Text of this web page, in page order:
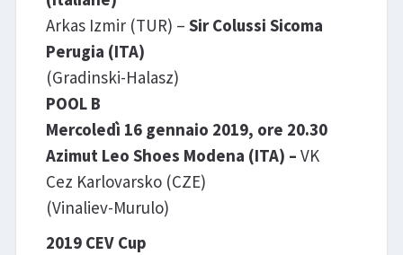
Arkas Izmir (TUR) – Sir Colussi Sicoma
Perugia (ITA)
(Gradinski-Halasz)
POOL B
Mercoledì 16 gennaio 2019, ore 20.30
Azimut Leo Shoes Modena (ITA) – VK
Cez Karlovarsko (CZE)
(Vinaliev-Murulo)
2019 CEV Cup